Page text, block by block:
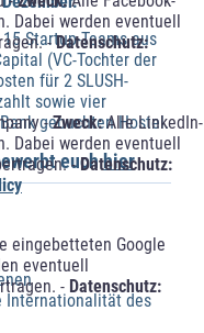
Dabei werden eventuell
-Datenschutz:
-Zweck:Alle LinkedIn-
Dabei werden eventuell
-Datenschutz:
eingebetteten Google
eventuell
- Datenschutz:
Startup-Teams aus
(VC-Tochter der
für 2 SLUSH-
sowie vier
gebuchten Hostel.
euchhier
Internationalität des